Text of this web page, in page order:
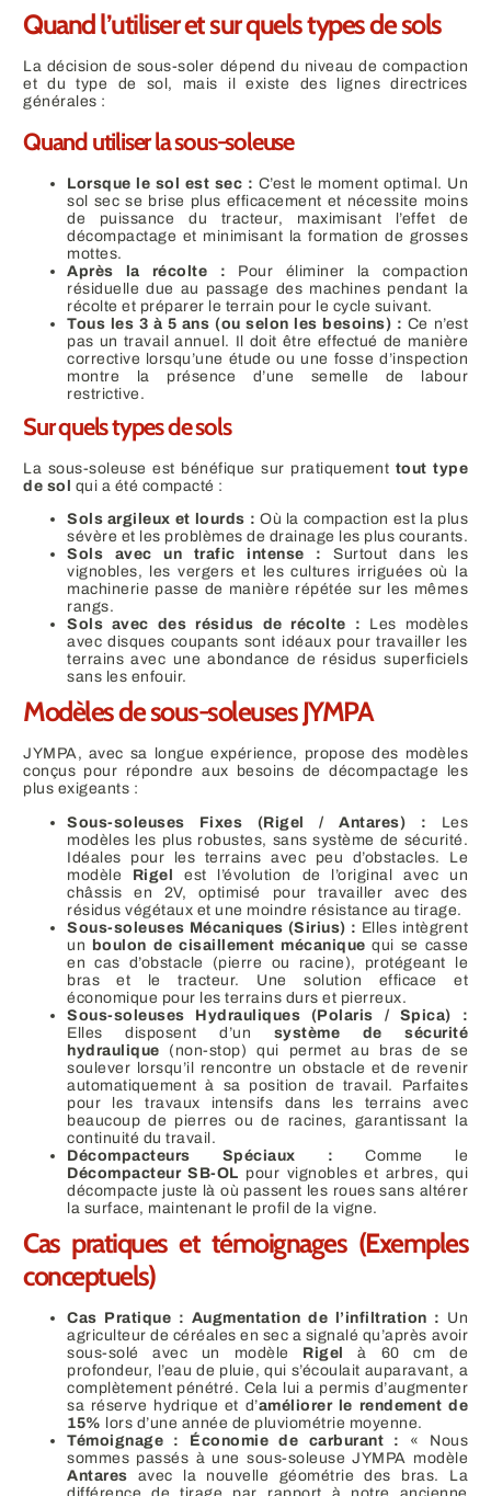
Quand l’utiliser et sur quels types de sols
La décision de sous-soler dépend du niveau de compaction
et du type de sol, mais il existe des lignes directrices
générales :
Quand utiliser la sous-soleuse
Lorsque le sol est sec : C’est le moment optimal. Un
sol sec se brise plus efficacement et nécessite moins
de puissance du tracteur, maximisant l’effet de
décompactage et minimisant la formation de grosses
mottes.
Après la récolte : Pour éliminer la compaction
résiduelle due au passage des machines pendant la
récolte et préparer le terrain pour le cycle suivant.
Tous les 3 à 5 ans (ou selon les besoins) : Ce n’est
pas un travail annuel. Il doit être effectué de manière
corrective lorsqu’une étude ou une fosse d’inspection
montre la présence d’une semelle de labour
restrictive.
Sur quels types de sols
La sous-soleuse est bénéfique sur pratiquement tout type
de sol
qui a été compacté :
Sols argileux et lourds : Où la compaction est la plus
sévère et les problèmes de drainage les plus courants.
Sols avec un trafic intense : Surtout dans les
vignobles, les vergers et les cultures irriguées où la
machinerie passe de manière répétée sur les mêmes
rangs.
Sols avec des résidus de récolte : Les modèles
avec disques coupants sont idéaux pour travailler les
terrains avec une abondance de résidus superficiels
sans les enfouir.
Modèles de sous-soleuses JYMPA
JYMPA, avec sa longue expérience, propose des modèles
conçus pour répondre aux besoins de décompactage les
plus exigeants :
Sous-soleuses Fixes (Rigel / Antares) : Les
modèles les plus robustes, sans système de sécurité.
Idéales pour les terrains avec peu d’obstacles. Le
modèle Rigel est l’évolution de l’original avec un
châssis en 2V, optimisé pour travailler avec des
résidus végétaux et une moindre résistance au tirage.
Sous-soleuses Mécaniques (Sirius) : Elles intègrent
un boulon de cisaillement mécanique qui se casse
en cas d’obstacle (pierre ou racine), protégeant le
bras et le tracteur. Une solution efficace et
économique pour les terrains durs et pierreux.
Sous-soleuses Hydrauliques (Polaris / Spica) :
Elles disposent d’un système de sécurité
hydraulique (non-stop) qui permet au bras de se
soulever lorsqu’il rencontre un obstacle et de revenir
automatiquement à sa position de travail. Parfaites
pour les travaux intensifs dans les terrains avec
beaucoup de pierres ou de racines, garantissant la
continuité du travail.
Décompacteurs Spéciaux : Comme le
Décompacteur SB-OL pour vignobles et arbres, qui
décompacte juste là où passent les roues sans altérer
la surface, maintenant le profil de la vigne.
Cas pratiques et témoignages (Exemples
conceptuels)
Cas Pratique : Augmentation de l’infiltration : Un
agriculteur de céréales en sec a signalé qu’après avoir
sous-solé avec un modèle Rigel à 60 cm de
profondeur, l’eau de pluie, qui s’écoulait auparavant, a
complètement pénétré. Cela lui a permis d’augmenter
sa réserve hydrique et d’améliorer le rendement de
15% lors d’une année de pluviométrie moyenne.
Témoignage : Économie de carburant :
« Nous
sommes passés à une sous-soleuse JYMPA modèle
Antares avec la nouvelle géométrie des bras. La